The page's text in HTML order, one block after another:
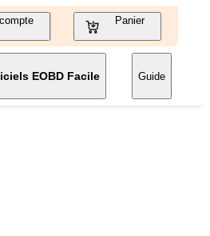
Panier
EOBD Facile Guide